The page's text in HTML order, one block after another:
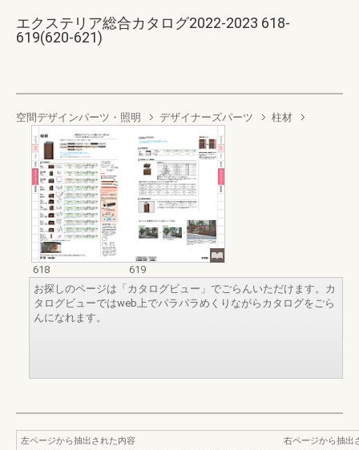
エクステリア総合カタログ2022-2023 618-
619(620-621)
空間デザインパーツ・照明 デザイナーズパーツ 柱材
618
619
お探しのページは「カタログビュー」でごらんいただけます。カ
タログビューではweb上でパラパラめくりながらカタログをごら
んになれます。
左ページから抽出された内容
右ページから抽出